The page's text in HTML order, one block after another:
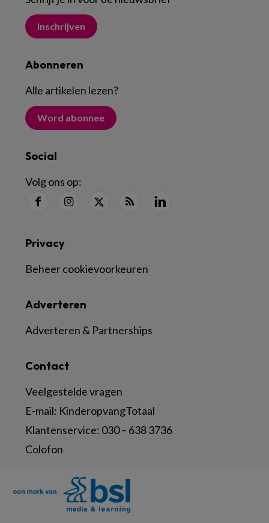
Inschrijven
Abonneren
Alle artikelen lezen?
Word abonnee
Social
Volg ons op:
Contact
Veelgestelde vragen
E-mail: KinderopvangTotaal
Klantenservice: 030 – 638 3736
Colofon
Adverteren
Adverteren & Partnerships
Privacy
Beheer cookievoorkeuren